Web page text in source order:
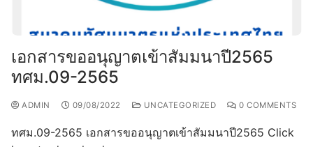
เอกสารขออนุญาตเข้าสัมมนาปี2565
ทศม.09-2565
ADMIN 09/08/2022 UNCATEGORIZED 0 COMMENTS
ทศม.09-2565 เอกสารขออนุญาตเข้าสัมมนาปี2565 Click